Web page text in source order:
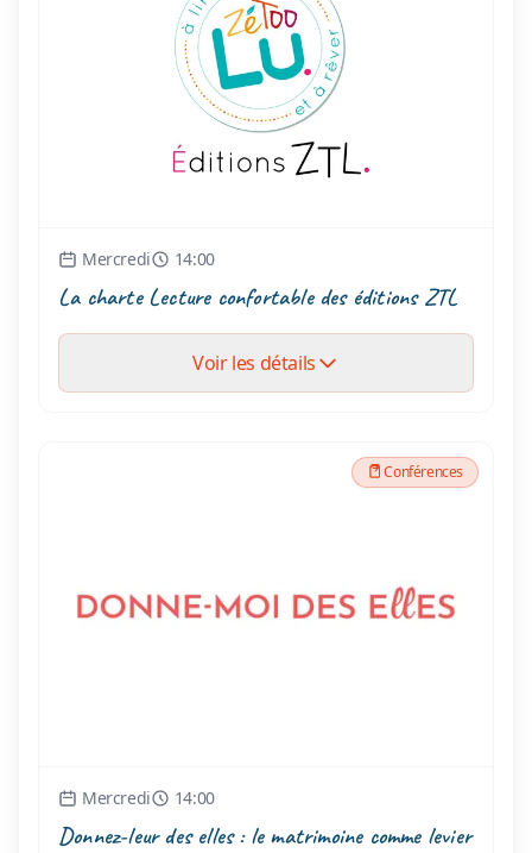
Mercredi 14:00
La charte Lecture confortable des éditions ZTL
Voir les détails
Conférences
Mercredi 14:00
Donnez-leur des elles : le matrimoine comme levier